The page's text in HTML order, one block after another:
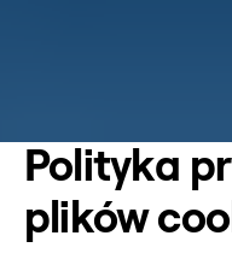
Polityka
plików